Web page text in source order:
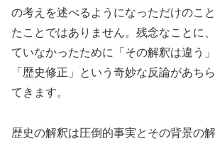
の考えを述べるようになっただけのこ
たことではありません。残念なことに
ていなかったために「その解釈は違う
「歴史修正」という奇妙な反論があち
てきます。
歴史の解釈は圧倒的事実とその背景の